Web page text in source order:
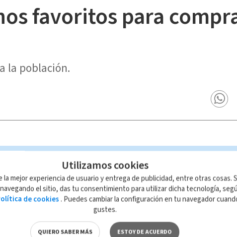
favoritos para
la población.
página, mismo que es propiedad de TELEDIARIO; su reproducción no
las leyes aplicables.
Utilizamos cookies
la mejor experiencia de usuario y entrega de publicidad, entre otras cosas.
el sitio, das tu consentimiento para utilizar dicha tecnología,
de cookies . Puedes cambiar la configuración en tu navegador
gustes.
QUIERO SABER MÁS ESTOY DE ACUERDO